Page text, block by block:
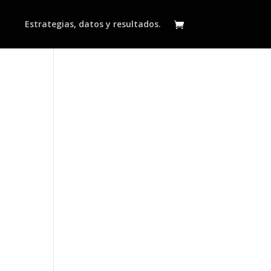
Estrategias, datos y resultados.